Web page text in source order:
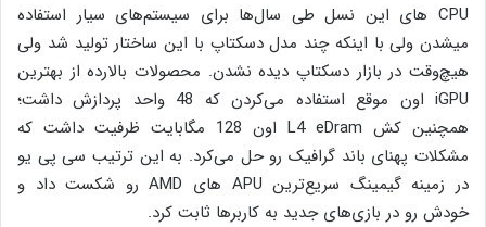
CPU های این نسل طی سال‌ها برای سیستم‌های سیار استفاده
میشدن ولی با اینکه چند مدل دسکتاپ با این ساختار تولید شد ولی
هیچ‌وقت در بازار دسکتاپ دیده نشدن. محصولات بالارده از بهترین
iGPU اون موقع استفاده می‌کردن که 48 واحد پردازش داشت؛
همچنین کش L4 eDram اون 128 مگابایت ظرفیت داشت که
مشکلات پهنای باند گرافیک رو حل می‌کرد. به این ترتیب سی پی یو
در زمینه گیمینگ سریع‌ترین APU های AMD رو شکست داد و
خودش رو در بازی‌های جدید به کاربرها ثابت کرد.